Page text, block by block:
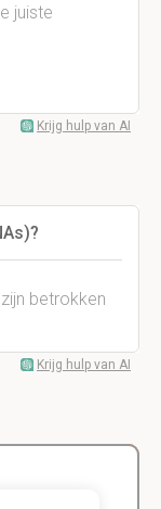
juiste
Krijg hulp van AI
betrokken
Krijg hulp van AI